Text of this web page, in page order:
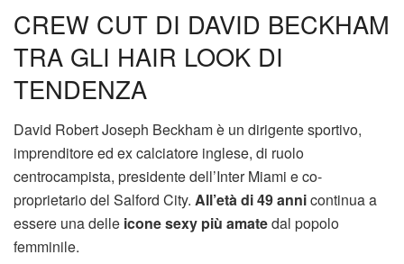
CREW CUT DI DAVID BECKHAM
TRA GLI HAIR LOOK DI
TENDENZA
David Robert Joseph Beckham è un dirigente sportivo,
imprenditore ed ex calciatore inglese, di ruolo
centrocampista, presidente dell’Inter Miami e co-
proprietario del Salford City. All’età di 49 annicontinua a
essere una delle icone sexy più amatedal popolo
femminile.